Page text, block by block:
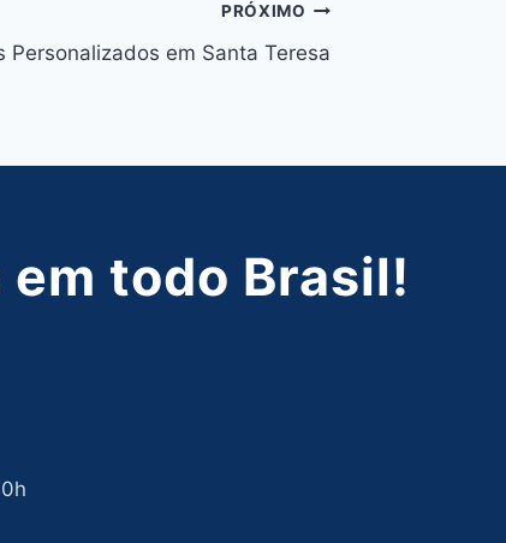
PRÓXIMO
Personalizados em Santa Teresa
todo Brasil!